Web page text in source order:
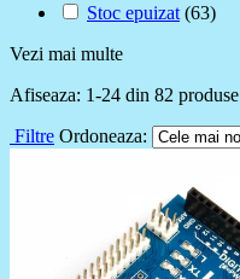
Stoc epuizat (63)
Vezi mai multe
Afiseaza: 1-24 din 82 produse
Filtre Ordoneaza: